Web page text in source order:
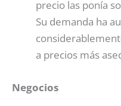
precio las ponía
Su demanda ha
a precios más
Negocios